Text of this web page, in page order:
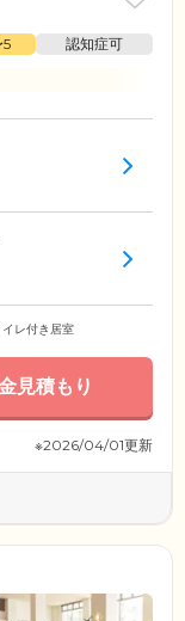
5
認知症可
イレ付き居室
見積もり
※2026/04/01更新